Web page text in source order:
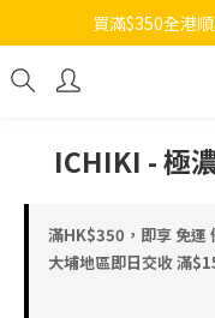
買滿$350全港
ICHIKI - 極
滿HK$350，即享 免
大埔地區即日交收 滿